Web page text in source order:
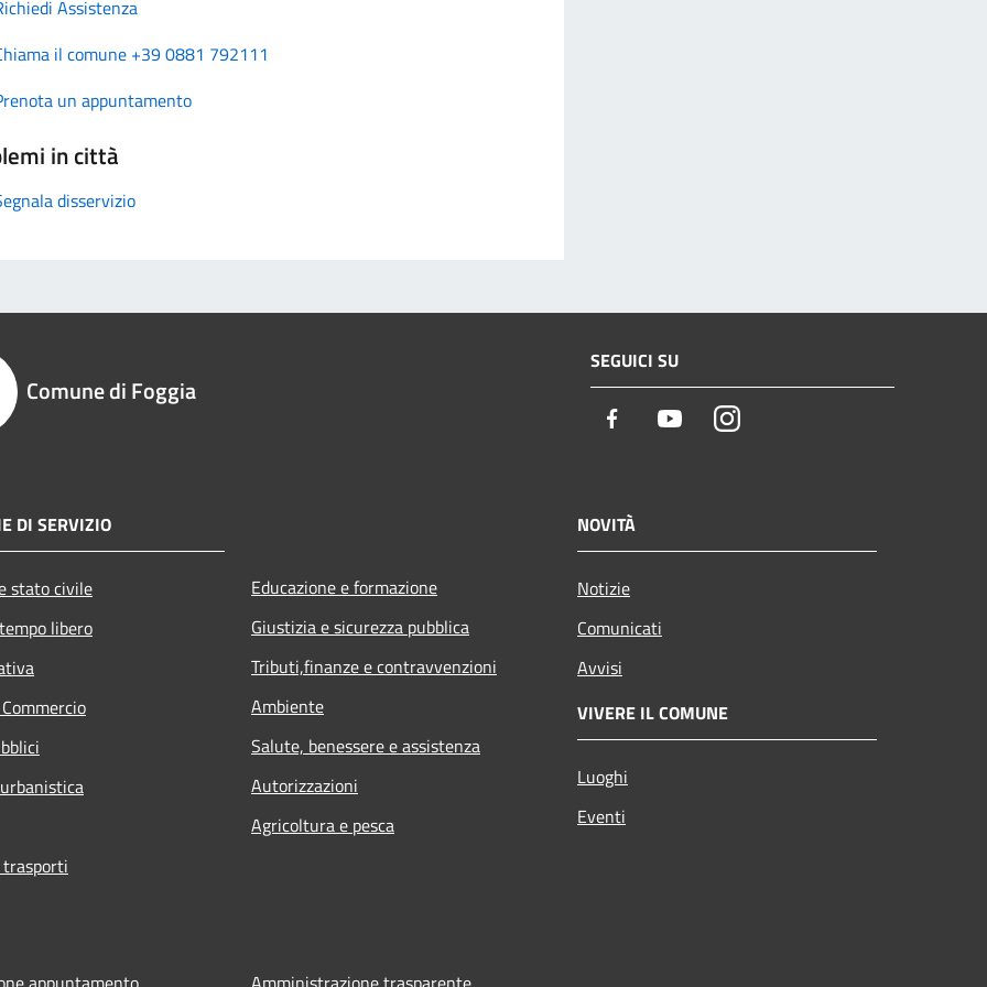
Assistenza
il comune +39 0881 792111
un appuntamento
in città
disservizio
Comune di Foggia
SEGUICI SU
Facebook YoutubeInstagram
DI SERVIZIO
stato civile
libero
Educazione e formazione
Giustizia e sicurezza pubblica
Tributi,finanze e contravvenzioni
Ambiente
Salute, benessere e assistenza
Autorizzazioni
Agricoltura e pesca
NOVITÀ
Notizie
Comunicati
Avvisi
VIVERE IL COMUNE
Luoghi
Eventi